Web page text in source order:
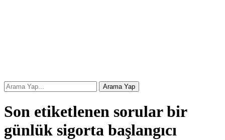
Son etiketlenen sorular bir
günlük sigorta başlangıcı